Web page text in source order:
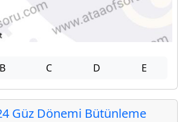
B C D E
Güz Dönemi Bütünleme